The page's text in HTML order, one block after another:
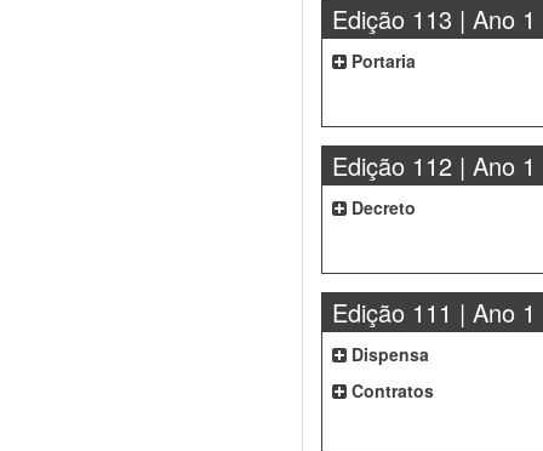
Edição 113 | Ano 1
Portaria
Edição 112 | Ano 1
Decreto
Edição 111 | Ano 1
Dispensa
Contratos